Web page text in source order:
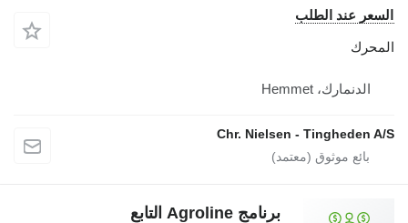
السعر عند الطلب
المحرك
الدنمارك، Hemmet
Chr. Nielsen - Tingheden A/S
برنامج Agroline التابع